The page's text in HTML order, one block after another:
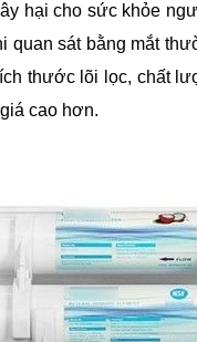
hại cho sức khỏe
quan sát bằng mắt
thước lõi lọc, chất
cao hơn.